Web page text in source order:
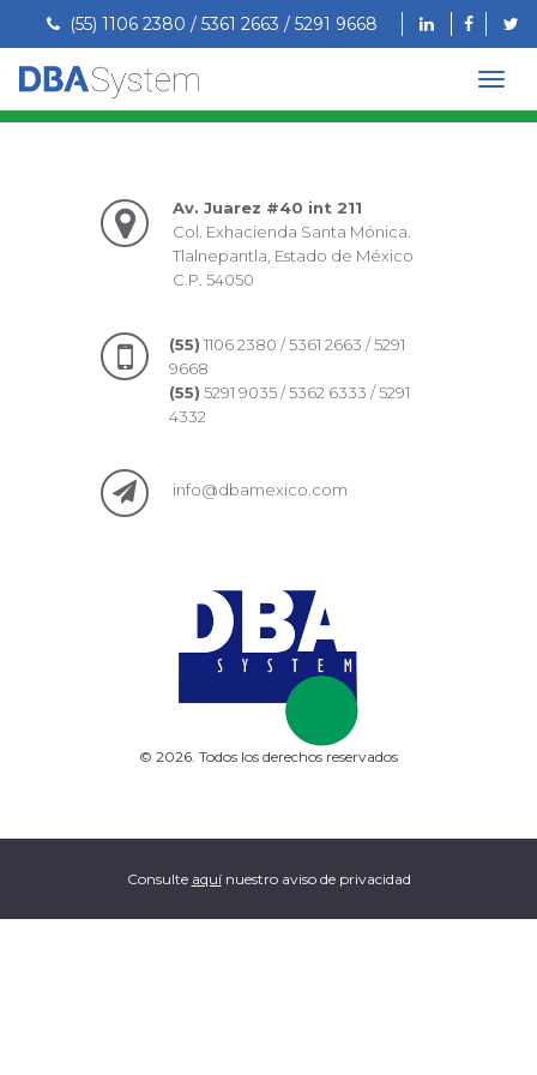
(55) 1106 2380 / 5361 2663 / 5291 9668
Av. Juarez #40 int 211
Col. Exhacienda Santa Mónica.
Tlalnepantla, Estado de México
C.P. 54050
(55) 1106 2380 / 5361 2663 / 5291
9668
(55) 5291 9035 / 5362 6333 / 5291
4332
info@dbamexico.com
© 2026. Todos los derechos reservados
Consulte aquínuestro aviso de privacidad